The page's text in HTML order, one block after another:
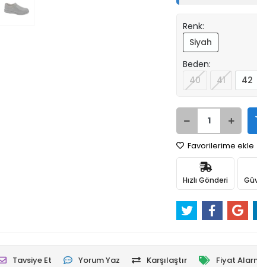
Renk:
Siyah
Beden:
40
41 42
Favorilerime ekle
Hızlı Gönderi
Tavsiye Et Yorum Yaz Karşılaştır Fiyat